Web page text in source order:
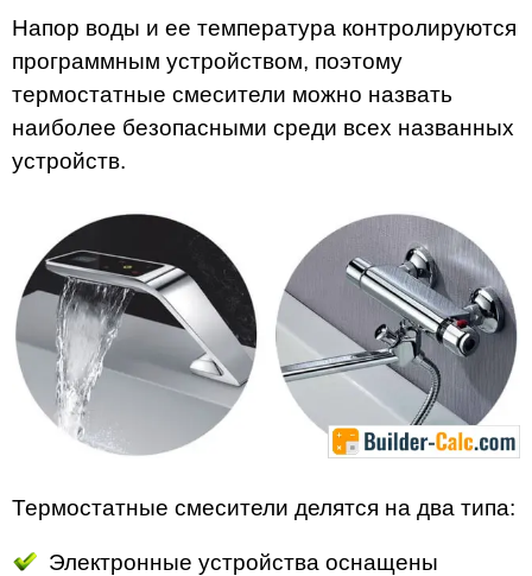
Напор воды и ее температура контролируются
программным устройством, поэтому
термостатные смесители можно назвать
наиболее безопасными среди всех названных
устройств.
Термостатные смесители делятся на два типа:
Электронные устройства оснащены